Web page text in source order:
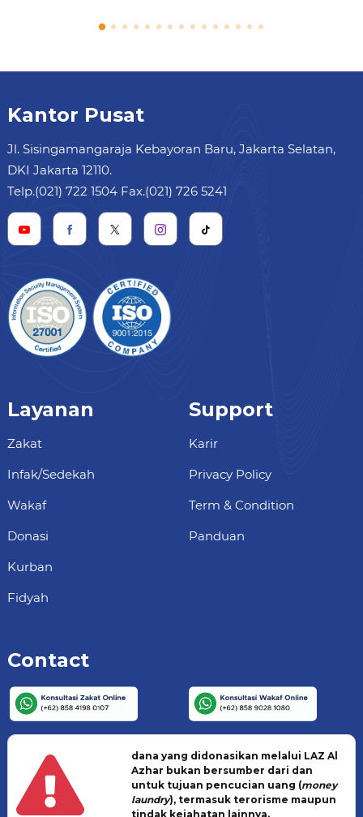
Kantor Pusat
Jl. Sisingamangaraja Kebayoran Baru, Jakarta Selatan,
DKI Jakarta 12110.
Telp.(021) 722 1504 Fax.(021) 726 5241
Layanan
Zakat
Infak/Sedekah
Wakaf
Donasi
Kurban
Fidyah
Support
Karir
Privacy Policy
Term & Condition
Panduan
Contact
dana yang didonasikan melalui LAZ Al
Azhar bukan bersumber dari dan
untuk tujuan pencucian uang (money
laundry), termasuk terorisme maupun
tindak kejahatan lainnya.